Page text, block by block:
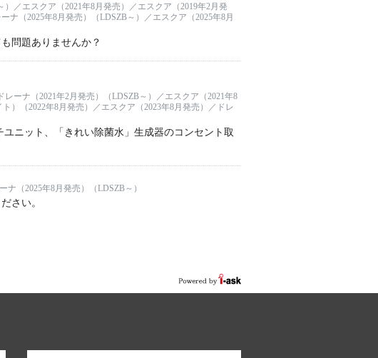
／エスクア（2021年8月発売）／エスクア（2019年2月発
ナ（2025年8月発売）（LDSZB～）／エスクア（2025年8月
問題ありませんか？
ーナ（2021年2月発売）（LDSZB～）／エスクア（2021年8
）（2022年8月発売）／エスクア（2023年8月発売）／ドレ
ニット、「きれい除菌水」生成器のコンセント取
（2025年8月発売）（LDSZB～）
さい。